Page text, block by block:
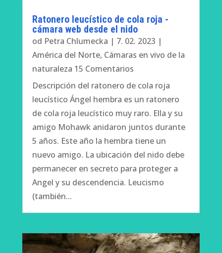
Ratonero leucístico de cola roja -
cámara web desde el nido
od Petra Chlumecka | 7. 02. 2023 |
América del Norte, Cámaras en vivo de la
naturaleza 15 Comentarios
Descripción del ratonero de cola roja
leucístico Ángel hembra es un ratonero
de cola roja leucístico muy raro. Ella y su
amigo Mohawk anidaron juntos durante
5 años. Este año la hembra tiene un
nuevo amigo. La ubicación del nido debe
permanecer en secreto para proteger a
Angel y su descendencia. Leucismo
(también...